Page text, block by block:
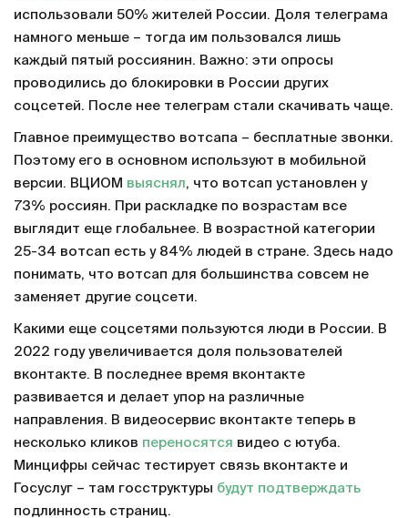
использовали 50% жителей России. Доля телеграма
намного меньше – тогда им пользовался лишь
каждый пятый россиянин. Важно: эти опросы
проводились до блокировки в России других
соцсетей. После нее телеграм стали скачивать чаще.
Главное преимущество вотсапа – бесплатные звонки.
Поэтому его в основном используют в мобильной
версии. ВЦИОМ выяснял, что вотсап установлен у
73% россиян. При раскладке по возрастам все
выглядит еще глобальнее. В возрастной категории
25-34 вотсап есть у 84% людей в стране. Здесь надо
понимать, что вотсап для большинства совсем не
заменяет другие соцсети.
Какими еще соцсетями пользуются люди в России. В
2022 году увеличивается доля пользователей
вконтакте. В последнее время вконтакте
развивается и делает упор на различные
направления. В видеосервис вконтакте теперь в
несколько кликов переносятся видео с ютуба.
Минцифры сейчас тестирует связь вконтакте и
Госуслуг – там госструктуры будут подтверждать
подлинность страниц.